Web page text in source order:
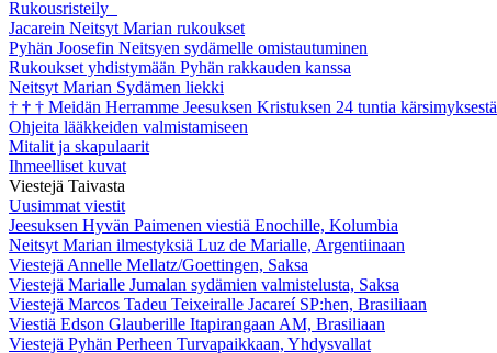
Rukousristeily
Jacarein Neitsyt Marian rukoukset
Pyhän Joosefin Neitsyen sydämelle omistautuminen
Rukoukset yhdistymään Pyhän rakkauden kanssa
Neitsyt Marian Sydämen liekki
† † † Meidän Herramme Jeesuksen Kristuksen 24 tuntia kärsimyksestä
Ohjeita lääkkeiden valmistamiseen
Mitalit ja skapulaarit
Ihmeelliset kuvat
Viestejä Taivasta
Uusimmat viestit
Jeesuksen Hyvän Paimenen viestiä Enochille, Kolumbia
Neitsyt Marian ilmestyksiä Luz de Marialle, Argentiinaan
Viestejä Annelle Mellatz/Goettingen, Saksa
Viestejä Marialle Jumalan sydämien valmistelusta, Saksa
Viestejä Marcos Tadeu Teixeiralle Jacareí SP:hen, Brasiliaan
Viestiä Edson Glauberille Itapirangaan AM, Brasiliaan
Viestejä Pyhän Perheen Turvapaikkaan, Yhdysvallat